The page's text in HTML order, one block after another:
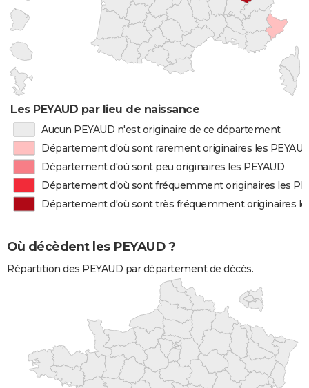
Les PEYAUD par lieu de naissance
Aucun PEYAUD n'est originaire de ce département
Département d'où sont rarement originaires les
Département d'où sont peu originaires les PEYAUD
Département d'où sont fréquemment originaires les
Département d'où sont très fréquemment originaires
Où décèdent les PEYAUD ?
Répartition des PEYAUD par département de décès.